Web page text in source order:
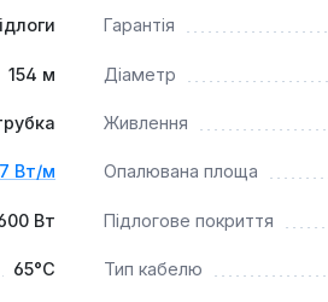
Гарантія
154 м Діаметр
Живлення
Вт/м Опалювана площа
Вт Підлогове покриття
65°С Тип кабелю